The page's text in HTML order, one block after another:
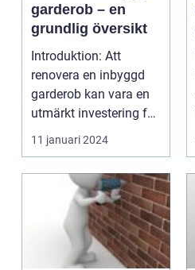
garderob – en
grundlig översikt
Introduktion: Att
renovera en inbyggd
garderob kan vara en
utmärkt investering för
att maximera förv...
11 januari 2024